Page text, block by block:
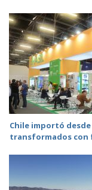
Chile importó
transformados con